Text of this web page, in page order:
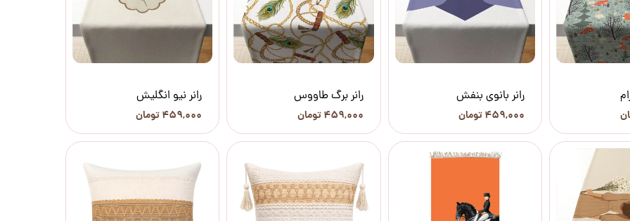
رانر بانوی بنفش
۴۵۹,۰۰۰ تومان
رانر برگ طاووس
۴۵۹,۰۰۰ تومان
رانر نیو انگلیش
۴۵۹,۰۰۰ تومان